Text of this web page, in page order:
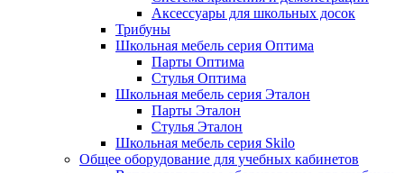
Аксессуары для школьных досок
Трибуны
Школьная мебель серия Оптима
Парты Оптима
Стулья Оптима
Школьная мебель серия Эталон
Парты Эталон
Стулья Эталон
Школьная мебель серия Skilo
Общее оборудование для учебных кабинетов